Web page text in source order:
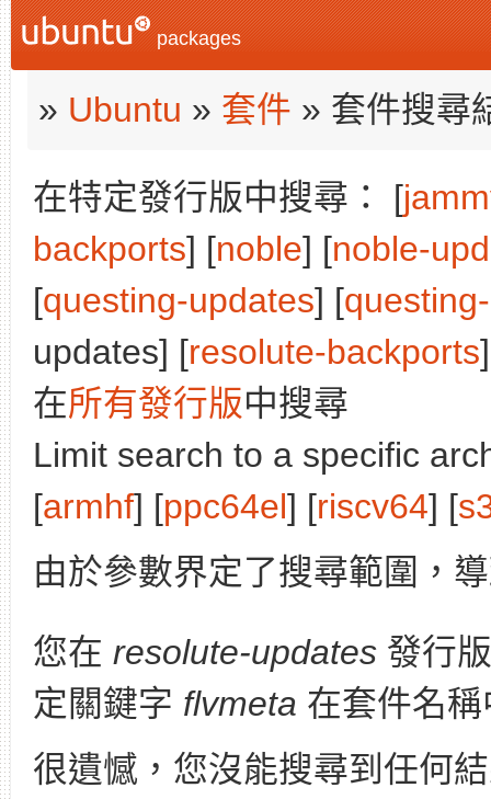
packages
» Ubuntu » 套件 » 套件搜尋
在特定發行版中搜尋： [
backports] [noble] [noble-
[questing-updates] [
updates] [resolute-backports
在所有發行版中搜尋
Limit search to a specific
[armhf] [ppc64el] [riscv64] [
由於參數界定了搜尋範圍，
您在 resolute-updates 發行
定關鍵字 flvmeta 在套件名
很遺憾，您沒能搜尋到任何